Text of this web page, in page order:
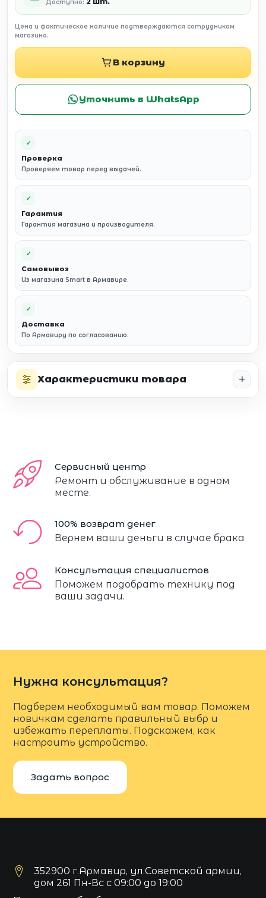
Доступно:
Цена и фактическое наличие подтверждаются сотрудником
магазина.
В корзину
Уточнить в WhatsApp
✓
Проверка
Проверяем товар перед выдачей.
✓
Гарантия
Гарантия магазина и производителя.
✓
Самовывоз
Из магазина Smart в Армавире.
✓
Доставка
По Армавиру по согласованию.
Характеристики товара
Сервисный центр
Ремонт и обслуживание в одном
месте.
100% возврат денег
Вернем ваши деньги в случае брака
Консультация специалистов
Поможем подобрать технику под
ваши задачи.
Нужна консультация?
Подберем необходимый вам товар. Поможем
новичкам сделать правильный выбр и
избежать переплаты. Подскажем, как
настроить устройство.
Задать вопрос
352900 г.Армавир, ул.Советской армии,
дом 261 Пн-Вс с 09:00 до 19:00